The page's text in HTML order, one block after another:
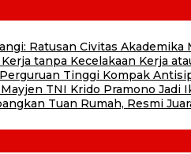
Ratusan Civitas Akademika
tanpa Kecelakaan Kerja
Tinggi Kompak
TNI Krido Pramono Jadi
Tuan Rumah, Resmi